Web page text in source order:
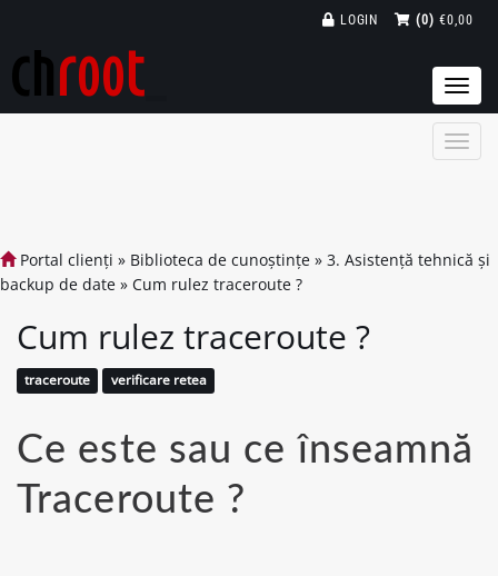
(0) €0,00
LOGIN
Portal clienți » Biblioteca de cunoștințe » 3. Asistență tehnică și
backup de date » Cum rulez traceroute ?
Cum rulez traceroute ?
traceroute verificare retea
Ce este sau ce înseamnă
Traceroute ?